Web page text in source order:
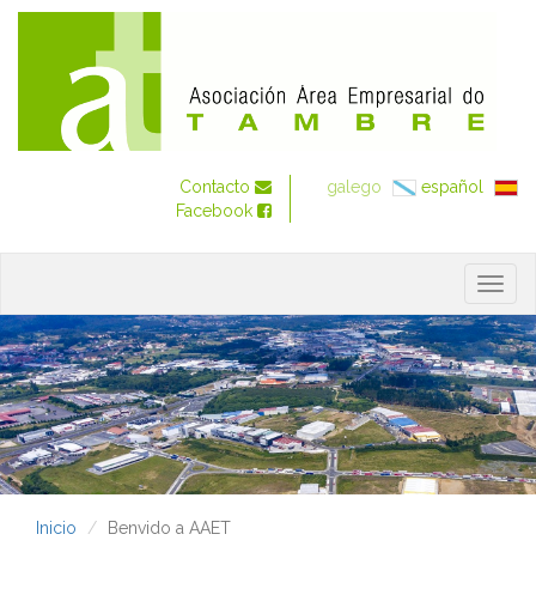
galego español
Contacto
Facebook
Inicio Benvido a AAET